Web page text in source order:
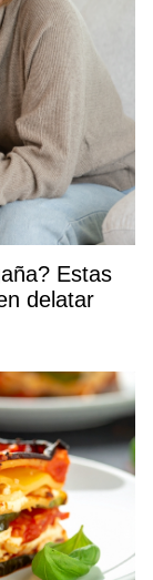
Estas
delatar